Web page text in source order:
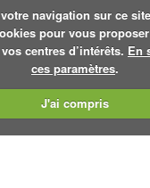
navigation sur ce
pour vous
centres d’intérêts. En
ces paramètres.
J'ai compris